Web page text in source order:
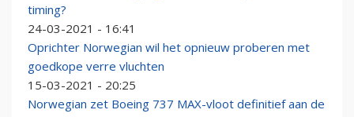
timing?
24-03-2021 - 16:41
Oprichter Norwegian wil het opnieuw proberen met
goedkope verre vluchten
15-03-2021 - 20:25
Norwegian zet Boeing 737 MAX-vloot definitief aan de